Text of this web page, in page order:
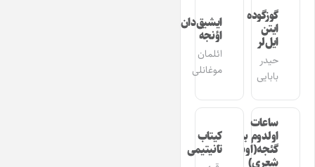
گوزگوده
ایتن
ایل‌لر
حیدر
بابایی
ایشیق‌دان
اؤنجه
ائلمان
موغانلی
ساعات
اولدوم بیر
گئجه(اوشاق
شعری)
کیتاب
تانیتیمی